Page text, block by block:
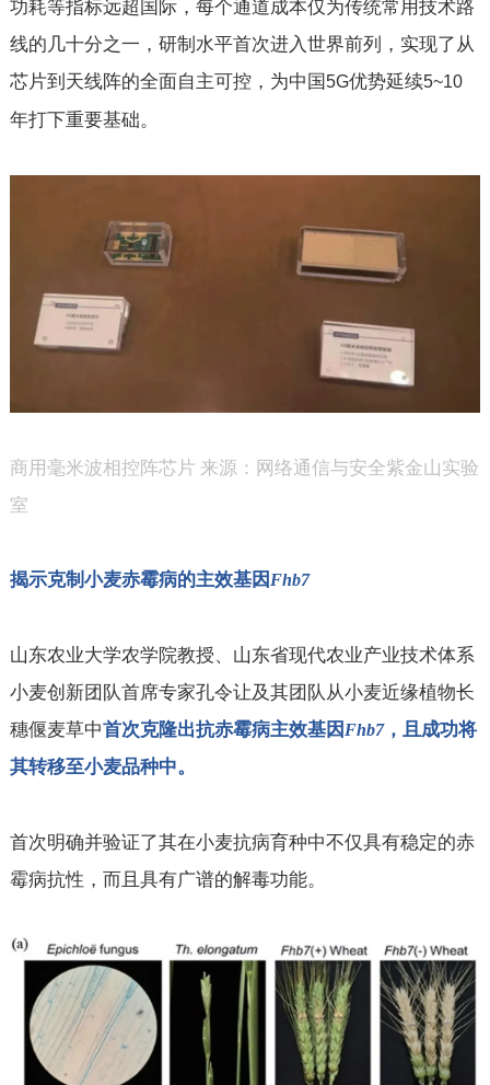
功耗等指标远超国际，每个通道成本仅为传统常用技术路
线的几十分之一，研制水平首次进入世界前列，实现了从
芯片到天线阵的全面自主可控，为中国5G优势延续5~10
年打下重要基础。
商用毫米波相控阵芯片 来源：网络通信与安全紫金山实验
室
揭示克制小麦赤霉病的主效基因 Fhb7
山东农业大学农学院教授、山东省现代农业产业技术体系
小麦创新团队首席专家孔令让及其团队从小麦近缘植物长
穗偃麦草中首次克隆出抗赤霉病主效基因 Fhb7，且成功将
其转移至小麦品种中。
首次明确并验证了其在小麦抗病育种中不仅具有稳定的赤
霉病抗性，而且具有广谱的解毒功能。